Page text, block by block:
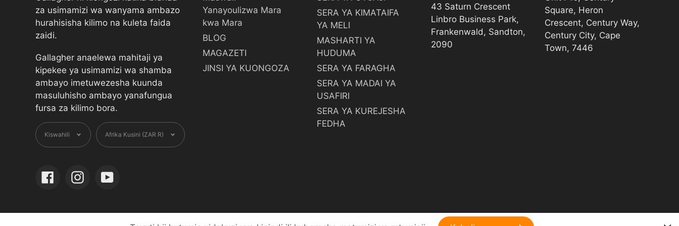
za usimamizi wa wanyama ambazo
hurahisisha kilimo na kuleta faida
zaidi.
Gallagher anaelewa mahitaji ya
kipekee ya usimamizi wa shamba
ambayo imetuwezesha kuunda
masuluhisho ambayo yanafungua
fursa za kilimo bora.
Lugha
Kiswahili Sarafu
Afrika Kusini (ZAR R)
FacebookInstagramYouTube
Yanayoulizwa Mara
kwa Mara
BLOG
MAGAZETI
JINSI YA KUONGOZA
SERA YA KIMATAIFA
YA MELI
MASHARTI YA
HUDUMA
SERA YA FARAGHA
SERA YA MADAI YA
USAFIRI
SERA YA KUREJESHA
FEDHA
43 Saturn Crescent
Linbro Business Park,
Frankenwald, Sandton,
2090
Square, Heron
Crescent, Century Way,
Century City, Cape
Town, 7446